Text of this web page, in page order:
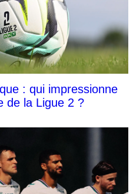
: qui impressionne
de la Ligue 2 ?